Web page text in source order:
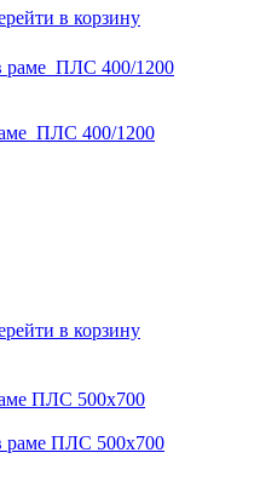
в корзину
ПЛС 400/1200
в корзину
ПЛС 500х700